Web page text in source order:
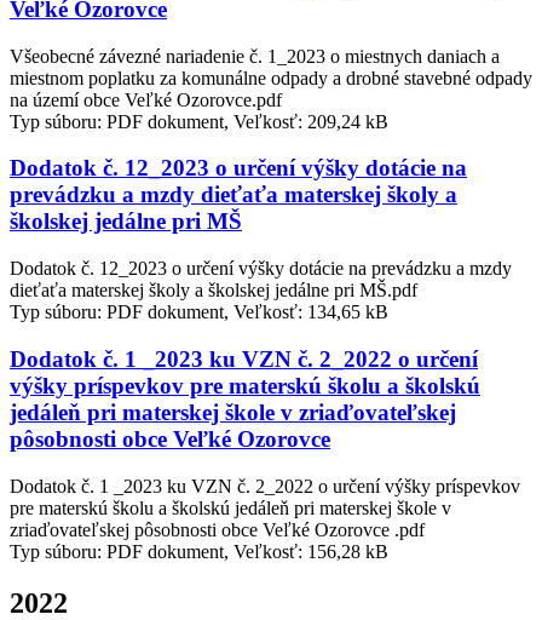
Veľké Ozorovce
Všeobecné závezné nariadenie č. 1_2023 o miestnych daniach a
miestnom poplatku za komunálne odpady a drobné stavebné odpady
na území obce Veľké Ozorovce.pdf
Typ súboru: PDF dokument, Veľkosť: 209,24 kB
Dodatok č. 12_2023 o určení výšky dotácie na
prevádzku a mzdy dieťaťa materskej školy a
školskej jedálne pri MŠ
Dodatok č. 12_2023 o určení výšky dotácie na prevádzku a mzdy
dieťaťa materskej školy a školskej jedálne pri MŠ.pdf
Typ súboru: PDF dokument, Veľkosť: 134,65 kB
Dodatok č. 1 _2023 ku VZN č. 2_2022 o určení
výšky príspevkov pre materskú školu a školskú
jedáleň pri materskej škole v zriaďovateľskej
pôsobnosti obce Veľké Ozorovce
Dodatok č. 1 _2023 ku VZN č. 2_2022 o určení výšky príspevkov
pre materskú školu a školskú jedáleň pri materskej škole v
zriaďovateľskej pôsobnosti obce Veľké Ozorovce .pdf
Typ súboru: PDF dokument, Veľkosť: 156,28 kB
2022